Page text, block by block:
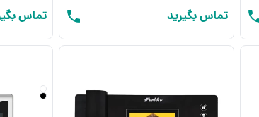
تماس بگیرید تماس